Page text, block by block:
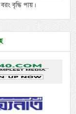
বৃদ্ধি পায়।